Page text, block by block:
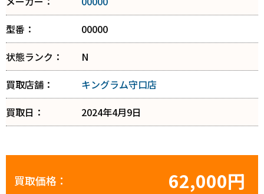
型番：
00000
状態ランク：
N
買取店舗：
キングラム守口店
買取日：
2024年4月9日
買取価格： 62,000円